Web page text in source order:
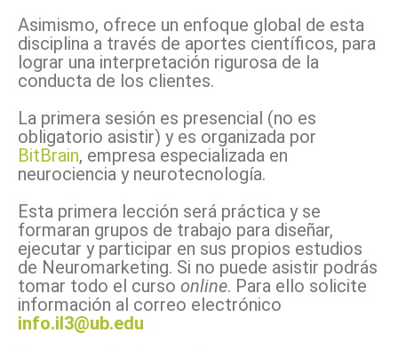
Asimismo, ofrece un enfoque global de esta
disciplina a través de aportes científicos, para
lograr una interpretación rigurosa de la
conducta de los clientes.
La primera sesión es presencial (no es
obligatorio asistir) y es organizada por
BitBrain, empresa especializada en
neurociencia y neurotecnología.
Esta primera lección será práctica y se
formaran grupos de trabajo para diseñar,
ejecutar y participar en sus propios estudios
de Neuromarketing. Si no puede asistir podrás
tomar todo el curso online. Para ello solicite
información al correo electrónico
info.il3@ub.edu